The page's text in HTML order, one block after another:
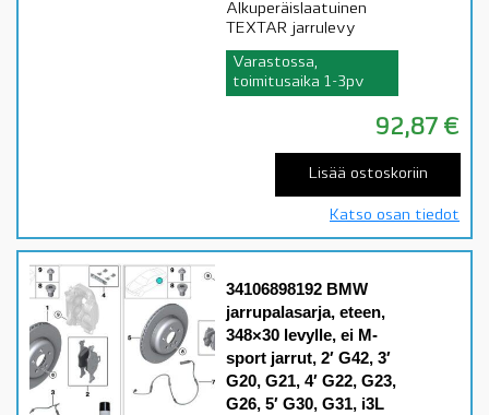
Alkuperäislaatuinen
TEXTAR jarrulevy
Varastossa,
toimitusaika 1-3pv
92,87 €
Lisää ostoskoriin
Katso osan tiedot
34106898192 BMW
jarrupalasarja, eteen,
348×30 levylle, ei M-
sport jarrut, 2′ G42, 3′
G20, G21, 4′ G22, G23,
G26, 5′ G30, G31, i3L